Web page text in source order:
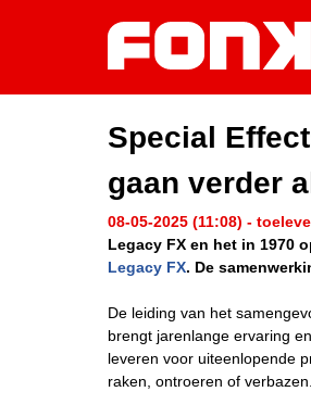
Special
gaan verder
08-05-2025 (11:08) -
Legacy FX en het in 1970
Legacy FX. De
De leiding van het
brengt jarenlange ervaring
leveren voor uiteenlopende
raken, ontroeren of